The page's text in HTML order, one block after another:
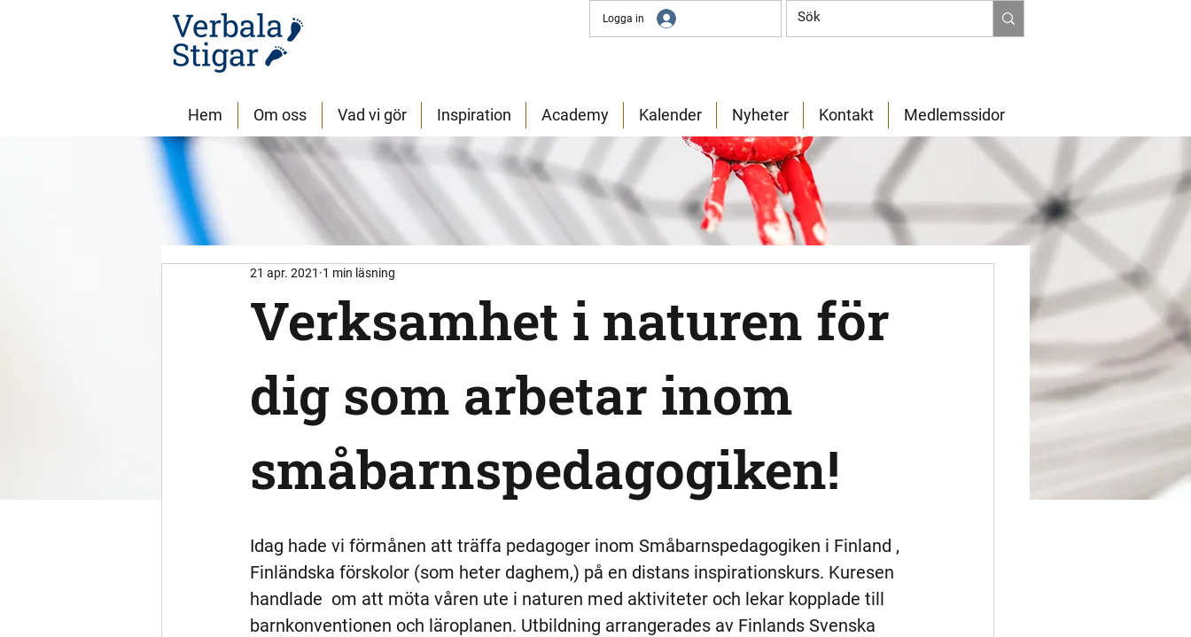
Logga in
Hem Om oss Vad vi gör Inspiration Academy Kalender Nyheter Kontakt Medlemssidor
Verksamhet i naturen för
dig som arbetar inom
småbarnspedagogiken!
21 apr. 2021 1 min läsning
Idag hade vi förmånen att träffa pedagoger inom Småbarnspedagogiken i Finland ,
Finländska förskolor (som heter daghem,) på en distans inspirationskurs. Kuresen
handlade  om att möta våren ute i naturen med aktiviteter och lekar kopplade till
barnkonventionen och läroplanen. Utbildning arrangerades av Finlands Svenska